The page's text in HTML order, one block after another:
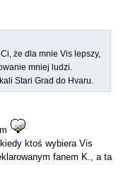
że dla mnie Vis lepszy,
mniej ludzi.
Stari Grad do Hvaru.
ktoś wybiera Vis
fanem K., a ta